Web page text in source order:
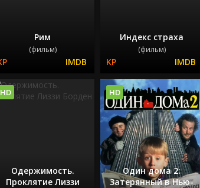
Рим
(фильм)
Индекс страха
(фильм)
Одержимость.
Проклятие Лиззи
HD
Один дома 2:
Затерянный в Нью-
HD